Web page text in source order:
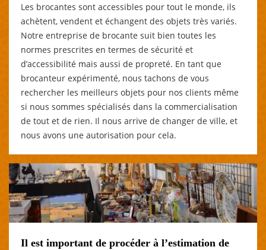
Les brocantes sont accessibles pour tout le monde, ils
achètent, vendent et échangent des objets très variés.
Notre entreprise de brocante suit bien toutes les
normes prescrites en termes de sécurité et
d’accessibilité mais aussi de propreté. En tant que
brocanteur expérimenté, nous tachons de vous
rechercher les meilleurs objets pour nos clients même
si nous sommes spécialisés dans la commercialisation
de tout et de rien. Il nous arrive de changer de ville, et
nous avons une autorisation pour cela.
Il est important de procéder à l’estimation de